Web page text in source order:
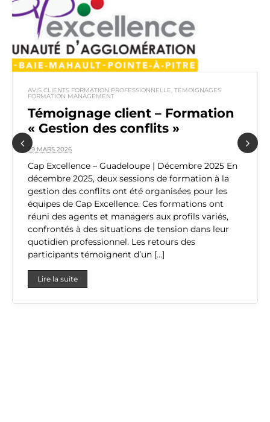
Previous
AVIS CLIENTS FORMATION PROFESSIONNELLE, TÉMOIGNAGES
FORMATION MANAGEMENT
Témoignage client – Formation
« Gestion des conflits »
29 MARS 2026
Cap Excellence – Guadeloupe | Décembre 2025 En
décembre 2025, deux sessions de formation à la
gestion des conflits ont été organisées pour les
équipes de Cap Excellence. Ces formations ont
réuni des agents et managers aux profils variés,
confrontés à des situations de tension dans leur
quotidien professionnel. Les retours des
participants témoignent d’un […]
Lire la suite